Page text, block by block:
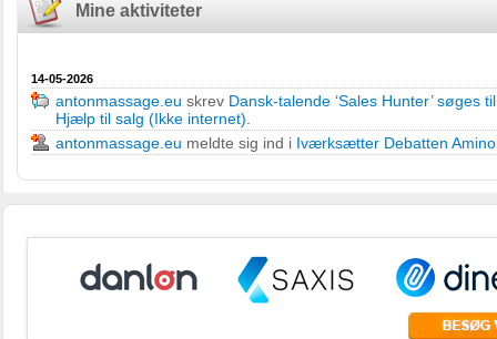
Mine aktiviteter
14-05-2026
antonmassage.eu skrev Dansk-talende ‘Sales Hunter’ søges
Hjælp til salg (Ikke internet)
antonmassage.eu meldte sig ind i Iværksætter Debatten Amino